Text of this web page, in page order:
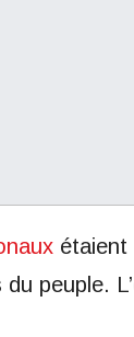
étaient
du peuple.